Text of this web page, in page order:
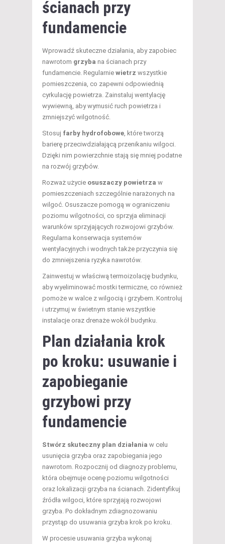
ścianach przy
fundamencie
Wprowadź skuteczne działania, aby zapobiec
nawrotom grzyba na ścianach przy
fundamencie. Regularnie wietrz wszystkie
pomieszczenia, co zapewni odpowiednią
cyrkulację powietrza. Zainstaluj wentylację
wywiewną, aby wymusić ruch powietrza i
zmniejszyć wilgotność.
Stosuj farby hydrofobowe , które tworzą
barierę przeciwdziałającą przenikaniu wilgoci.
Dzięki nim powierzchnie stają się mniej podatne
na rozwój grzybów.
Rozważ użycie osuszaczy powietrza w
pomieszczeniach szczególnie narażonych na
wilgoć. Osuszacze pomogą w ograniczeniu
poziomu wilgotności, co sprzyja eliminacji
warunków sprzyjających rozwojowi grzybów.
Regularna konserwacja systemów
wentylacyjnych i wodnych także przyczynia się
do zmniejszenia ryzyka nawrotów.
Zainwestuj w właściwą termoizolację budynku,
aby wyeliminować mostki termiczne, co również
pomoże w walce z wilgocią i grzybem. Kontroluj
i utrzymuj w świetnym stanie wszystkie
instalacje oraz drenaże wokół budynku.
Plan działania krok
po kroku: usuwanie i
zapobieganie
grzybowi przy
fundamencie
Stwórz skuteczny plan działania w celu
usunięcia grzyba oraz zapobiegania jego
nawrotom. Rozpocznij od diagnozy problemu,
która obejmuje ocenę poziomu wilgotności
oraz lokalizacji grzyba na ścianach. Zidentyfikuj
źródła wilgoci, które sprzyjają rozwojowi
grzyba. Po dokładnym zdiagnozowaniu
przystąp do usuwania grzyba krok po kroku.
W procesie usuwania grzyba wykonaj